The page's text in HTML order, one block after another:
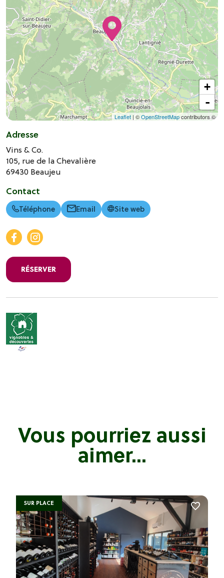
+
-
Leaflet | ©OpenStreetMapcontributors ©
Adresse
Vins & Co.
105, rue de la Chevalière
69430 Beaujeu
Contact
Téléphone Email Site web
RÉSERVER
Vous pourriez aussi
aimer...
SUR PLACE